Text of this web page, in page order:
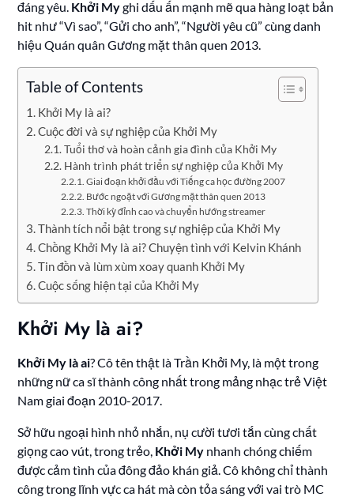
đáng yêu. Khởi Myghi dấu ấn mạnh mẽ qua hàng loạt bản
hit như “Vì sao”, “Gửi cho anh”, “Người yêu cũ” cùng danh
hiệu Quán quân Gương mặt thân quen 2013.
Table of Contents
Khởi My là ai?
Cuộc đời và sự nghiệp của Khởi My
Tuổi thơ và hoàn cảnh gia đình của Khởi My
Hành trình phát triển sự nghiệp của Khởi My
Giai đoạn khởi đầu với Tiếng ca học đường 2007
Bước ngoặt với Gương mặt thân quen 2013
Thời kỳ đỉnh cao và chuyển hướng streamer
Thành tích nổi bật trong sự nghiệp của Khởi My
Chồng Khởi My là ai? Chuyện tình với Kelvin Khánh
Tin đồn và lùm xùm xoay quanh Khởi My
Cuộc sống hiện tại của Khởi My
Khởi My là ai?
Khởi My là ai? Cô tên thật là Trần Khởi My, là một trong
những nữ ca sĩ thành công nhất trong mảng nhạc trẻ Việt
Nam giai đoạn 2010-2017.
Sở hữu ngoại hình nhỏ nhắn, nụ cười tươi tắn cùng chất
giọng cao vút, trong trẻo, Khởi My nhanh chóng chiếm
được cảm tình của đông đảo khán giả. Cô không chỉ thành
công trong lĩnh vực ca hát mà còn tỏa sáng với vai trò MC